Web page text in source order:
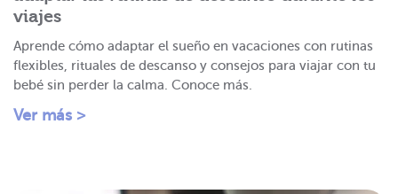
viajes
Aprende cómo adaptar el sueño en vacaciones con rutinas
flexibles, rituales de descanso y consejos para viajar con tu
bebé sin perder la calma. Conoce más.
Ver más >